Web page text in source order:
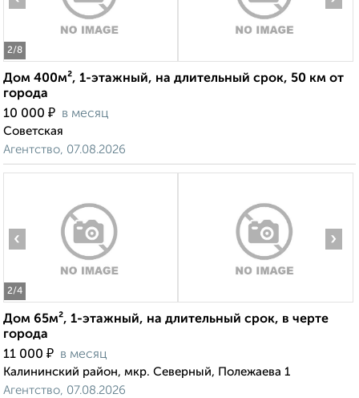
2/8
Дом 400м², 1-этажный, на длительный срок, 50 км от
города
10 000 ₽ в месяц
Советская
Агентство, 07.08.2026
2/4
‹ ›
Дом 65м², 1-этажный, на длительный срок, в черте
города
11 000 ₽ в месяц
Калининский район, мкр. Северный, Полежаева 1
Агентство, 07.08.2026